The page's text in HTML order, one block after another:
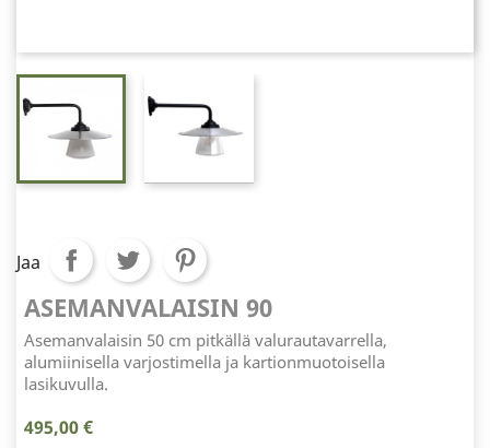
Jaa
ASEMANVALAISIN 90
Asemanvalaisin 50 cm pitkällä valurautavarrella,
alumiinisella varjostimella ja kartionmuotoisella
lasikuvulla.
495,00 €